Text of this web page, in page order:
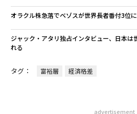
オラクル株急落でベゾスが世界長者番付3位
ジャック・アタリ独占インタビュー、日本は
れる
タグ： 富裕層 経済格差
advertisement